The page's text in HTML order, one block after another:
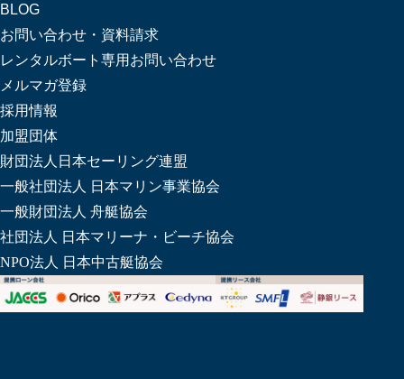
BLOG
お問い合わせ・資料請求
レンタルボート専用お問い合わせ
メルマガ登録
採用情報
加盟団体
財団法人日本セーリング連盟
一般社団法人 日本マリン事業協会
一般財団法人 舟艇協会
社団法人 日本マリーナ・ビーチ協会
NPO法人 日本中古艇協会